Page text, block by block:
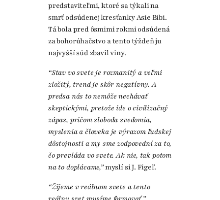
predstaviteľmi, ktoré sa týkali na
smrť odsúdenej kresťanky Asie Bibi.
Tá bola pred ôsmimi rokmi odsúdená
za bohorúhačstvo a tento týždeň ju
najvyšší súd zbavil viny.
“Stav vo svete je rozmanitý a veľmi
zložitý, trend je skôr negatívny. A
predsa nás to nemôže nechávať
skeptickými, pretože ide o civilizačný
zápas, pričom sloboda svedomia,
myslenia a človeka je výrazom ľudskej
dôstojnosti a my sme zodpovední za to,
čo prevláda vo svete. Ak nie, tak potom
na to doplácame,”myslí si J. Figeľ.
“Žijeme v reálnom svete a tento